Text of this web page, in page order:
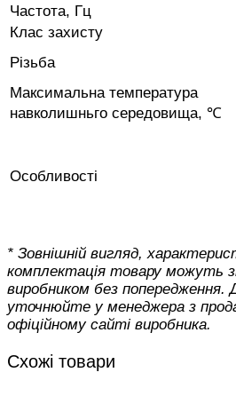
Частота, Гц
Клас захисту
Різьба
Максимальна температура
навколишньго середовища, ℃
Особливості
* Зовнішній вигляд,
комплектація товару можуть
виробником без попередження.
уточнюйте у менеджера з
офіційному сайті виробника.
Схожі товари